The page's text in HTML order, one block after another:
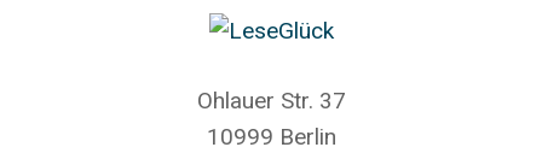
Ohlauer Str. 37
10999 Berlin